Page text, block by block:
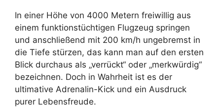
In einer Höhe von 4000 Metern freiwillig aus
einem funktionstüchtigen Flugzeug springen
und anschließend mit 200 km/h ungebremst in
die Tiefe stürzen, das kann man auf den ersten
Blick durchaus als „verrückt“ oder „merkwürdig“
bezeichnen. Doch in Wahrheit ist es der
ultimative Adrenalin-Kick und ein Ausdruck
purer Lebensfreude.